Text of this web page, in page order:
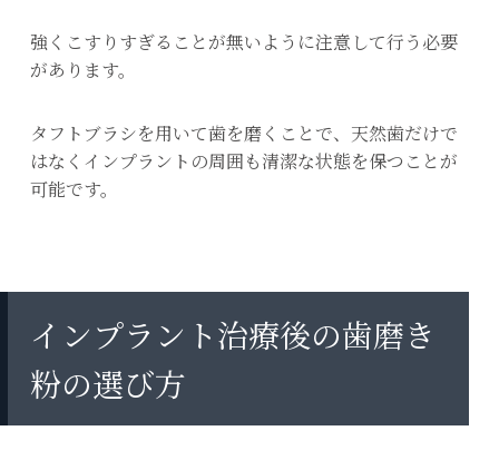
強くこすりすぎることが無いように注意して行う必要
があります。
タフトブラシを用いて歯を磨くことで、天然歯だけで
はなくインプラントの周囲も清潔な状態を保つことが
可能です。
インプラント治療後の歯磨き
粉の選び方